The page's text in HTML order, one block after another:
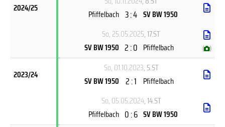
2024/25
Pfiffelbach 3 : 4 SV BW 1950
So, 25.05.2025, 17.ST
SV BW 1950 2 : 0 Pfiffelbach ( )
2023/24
So, 01.10.2023, 5.ST
SV BW 1950 2 : 1 Pfiffelbach
So, 05.05.2024, 14.ST
Pfiffelbach 0 : 6 SV BW 1950